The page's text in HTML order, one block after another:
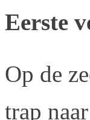
Eerste
Op de
trap